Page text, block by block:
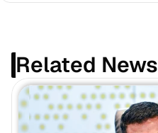
Related News